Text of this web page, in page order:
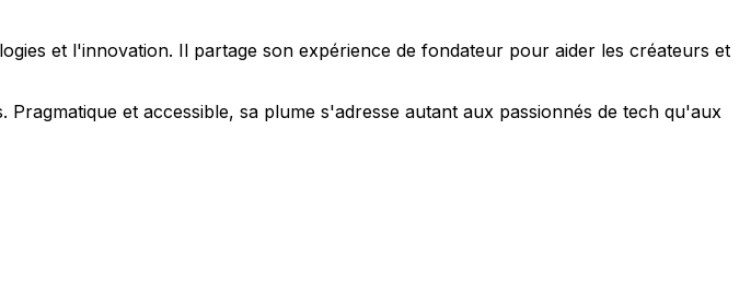
et l'innovation. Il partage son expérience de fondateur pour aider les créateurs et
et accessible, sa plume s'adresse autant aux passionnés de tech qu'aux